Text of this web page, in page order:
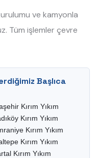
ve kamyonla
Tüm işlemler çevre
Başlıca
Kırım Yıkım
Kırım Yıkım
Kırım Yıkım
Kırım Yıkım
Kırım Yıkım